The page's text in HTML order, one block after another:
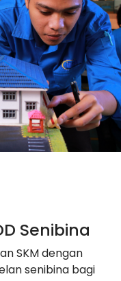
Senibina
SKM dengan
senibina bagi